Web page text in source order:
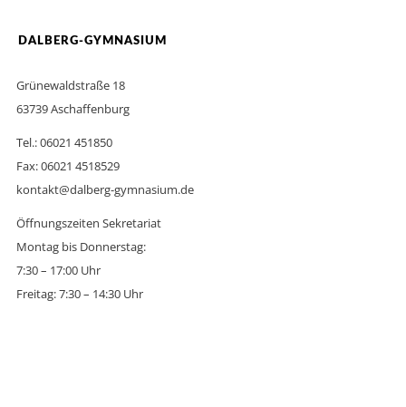
DALBERG-GYMNASIUM
Grünewaldstraße 18
63739 Aschaffenburg
Tel.: 06021 451850
Fax: 06021 4518529
kontakt@dalberg-gymnasium.de
Öffnungszeiten Sekretariat
Montag bis Donnerstag:
7:30 – 17:00 Uhr
Freitag: 7:30 – 14:30 Uhr